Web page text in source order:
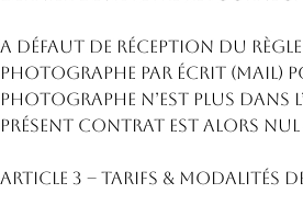
A défaut de réception du
photographe par écrit (mail)
photographe n’est plus dans
présent contrat est alors nul
ARTICLE 3 – TARIFS & MODALITÉS